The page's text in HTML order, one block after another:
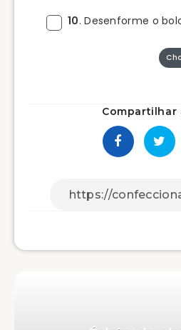
10. Desenforme o
Compartilhar